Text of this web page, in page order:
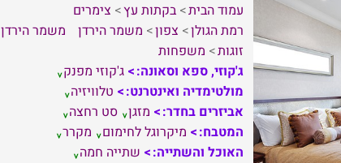
עמוד הבית בקתות עץ
צימרים
רמת הגולן
צפון משמר הירדן
משמר הירדן
זוגות
משפחות
ג'קוזי, ספא וסאונה:
ג'קוזי מפנק
מולטימדיה ואינטרנט:
טלוויזיה
אביזרים בחדר:
מזגן סט רחצה
המטבח:
מיקרוגל לחימום
מקרר
האוכל והשתייה:
שתייה חמה